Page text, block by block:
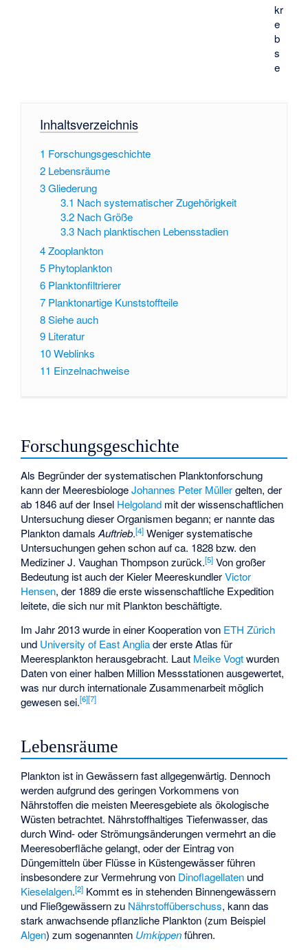
kr
e
b
s
e
Inhaltsverzeichnis
1 Forschungsgeschichte
2 Lebensräume
3Gliederung
3.1 Nach systematischer Zugehörigkeit
3.2 Nach Größe
3.3 Nach planktischen Lebensstadien
4Zooplankton
5 Phytoplankton
6 Planktonfiltrierer
7 Planktonartige Kunststoffteile
8Siehe auch
9 Literatur
10Weblinks
11 Einzelnachweise
Forschungsgeschichte
Als Begründer der systematischen Planktonforschung
kann der MeeresbiologeJohannes Peter Müllergelten, der
ab 1846 auf der Insel Helgoland mit der wissenschaftlichen
Untersuchung dieser Organismen begann; er nannte das
Plankton damalsAuftrieb.[4] Weniger systematische
Untersuchungen gehen schon auf ca. 1828 bzw. den
Mediziner J. Vaughan Thompson zurück.[5] Von großer
Bedeutung ist auch der Kieler MeereskundlerVictor
Hensen, der 1889 die erste wissenschaftliche Expedition
leitete, die sich nur mit Plankton beschäftigte.
Im Jahr 2013 wurde in einer Kooperation von ETH Zürich
und University of East Angliader erste Atlas für
Meeresplankton herausgebracht. Laut Meike Vogtwurden
Daten von einer halben Million Messstationen ausgewertet,
was nur durch internationale Zusammenarbeit möglich
gewesen sei.[6][7]
Lebensräume
Plankton ist in Gewässern fast allgegenwärtig. Dennoch
werden aufgrund des geringen Vorkommens von
Nährstoffen die meisten Meeresgebiete als ökologische
Wüsten betrachtet. Nährstoffhaltiges Tiefenwasser, das
durch Wind- oder Strömungsänderungen vermehrt an die
Meeresoberfläche gelangt, oder der Eintrag von
Düngemitteln über Flüsse in Küstengewässer führen
insbesondere zur Vermehrung von Dinoflagellaten und
Kieselalgen.[2] Kommt es in stehenden Binnengewässern
und Fließgewässern zu Nährstoffüberschuss, kann das
stark anwachsende pflanzliche Plankton (zum Beispiel
Algen) zum sogenannten Umkippenführen.